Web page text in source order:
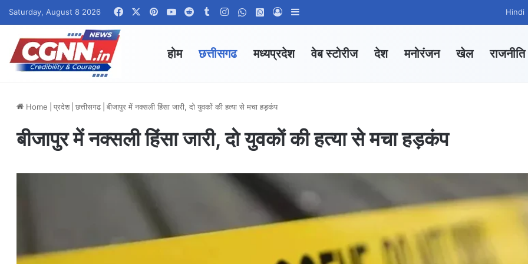
Saturday, August 8 2026 FacebookPinterestYouTubeRedditTumblrInstagramWhatsApp Channel
WhatsApp Group
Log In Hindi
होम छत्तीसगढ मध्यप्रदेश वेब स्टोरीज देश मनोरंजन खेल राजनीति
Home प्रदेश छत्तीसगढ बीजापुर में नक्सली हिंसा जारी, दो युवकों की हत्या से मचा हड़कंप
बीजापुर में नक्सली हिंसा जारी, दो युवकों की हत्या से मचा हड़कंप